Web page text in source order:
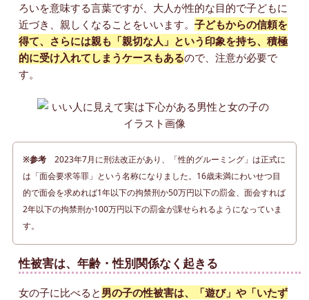
ろいを意味する言葉ですが、大人が性的な目的で子どもに
近づき、親しくなることをいいます。 子どもからの信頼を
得て、さらには親も「親切な人」という印象を持ち、積極
的に受け入れてしまうケースもあるので、注意が必要で
す。
※参考 2023年7月に刑法改正があり、「性的グルーミング」は正式に
は「面会要求等罪」という名称になりました。16歳未満にわいせつ目
的で面会を求めれば1年以下の拘禁刑か50万円以下の罰金、面会すれば
2年以下の拘禁刑か100万円以下の罰金が課せられるようになっていま
す。
性被害は、年齢・性別関係なく起きる
女の子に比べると 男の子の性被害は、「遊び」や「いたず